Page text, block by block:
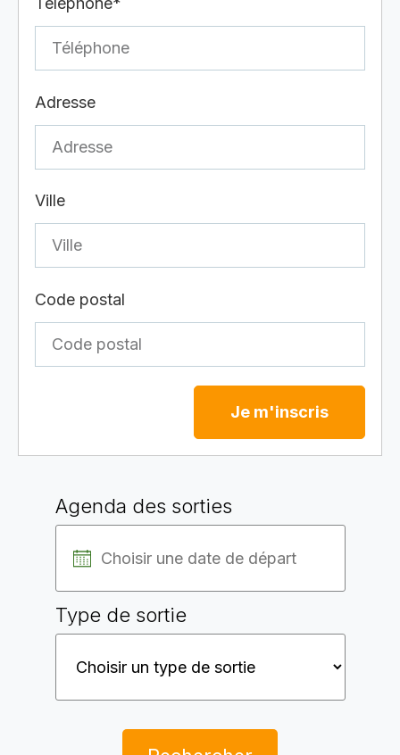
Adresse
Ville
Code postal
Je m'inscris
Agenda des sorties
Type de sortie